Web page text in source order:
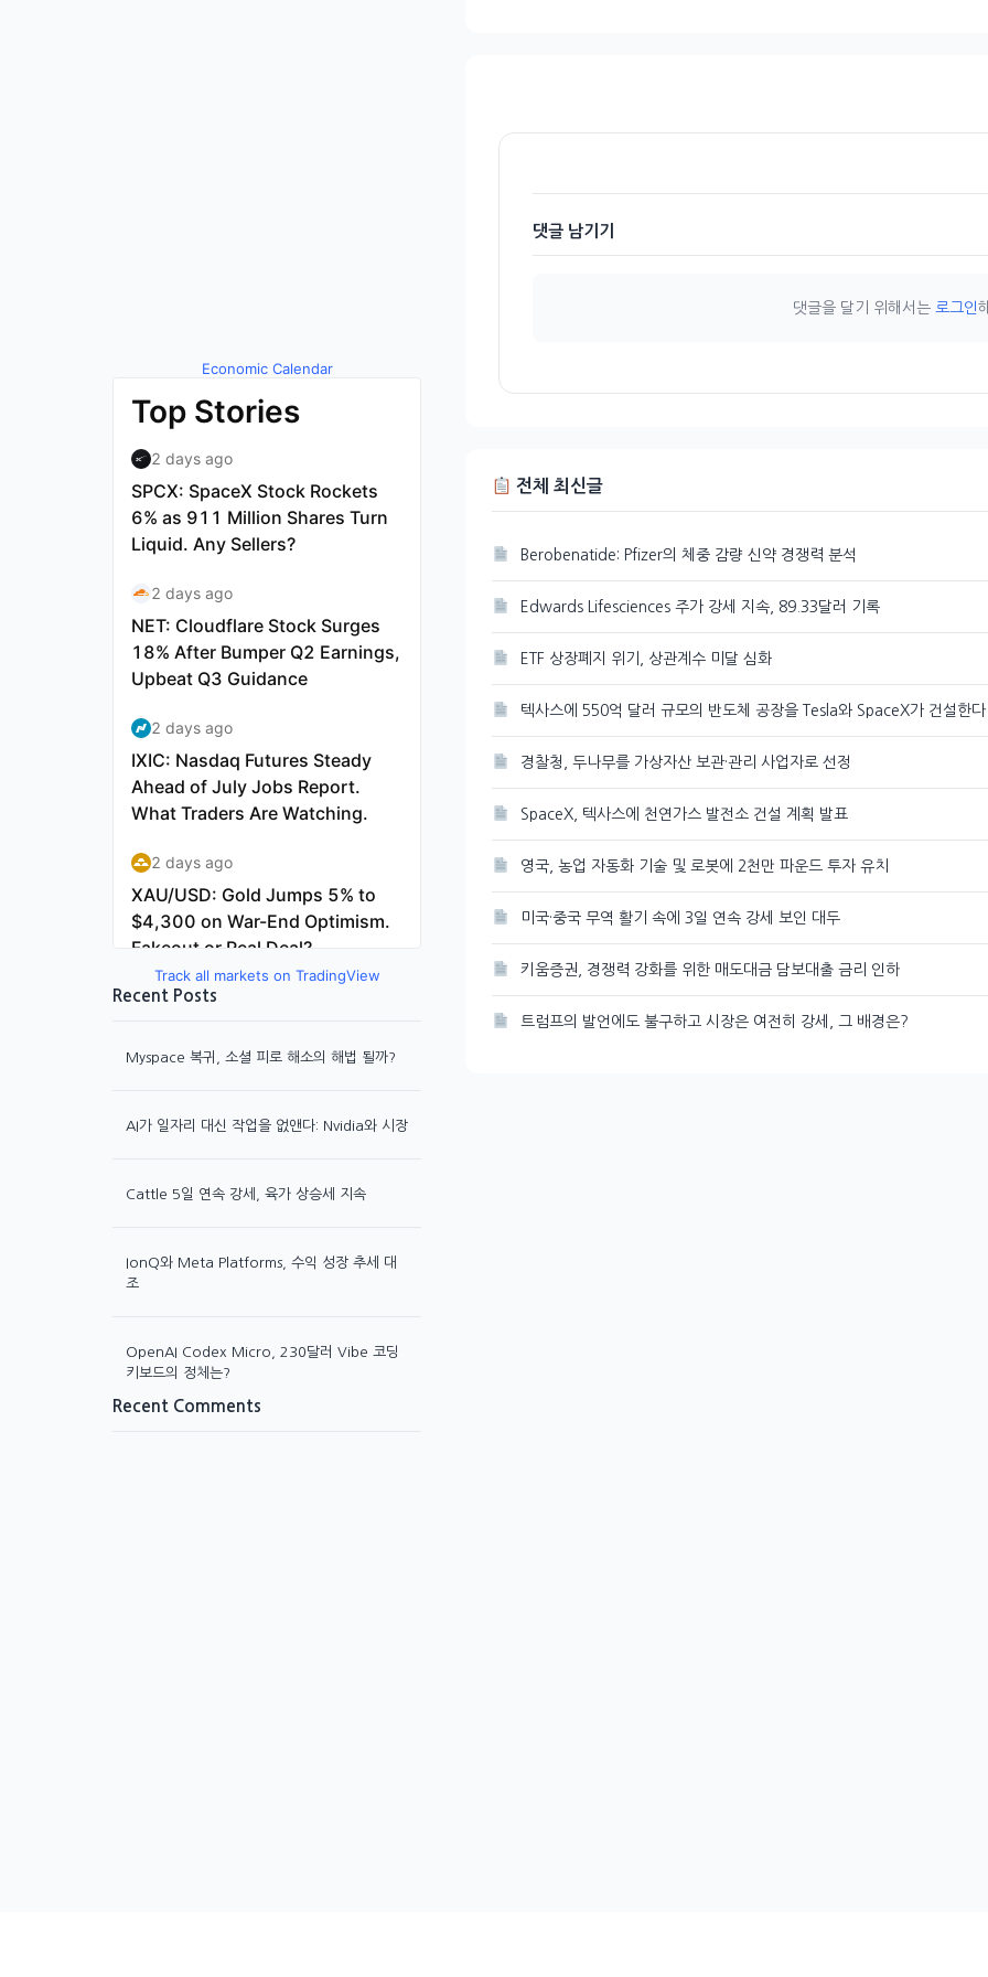
Economic Calendar
by TradingView
Track all markets on TradingView
Recent Posts
Myspace 복귀, 소셜 피로 해소의 해법 될까?
AI가 일자리 대신 작업을 없앤다: Nvidia와 시장
Cattle 5일 연속 강세, 육가 상승세 지속
IonQ와 Meta Platforms, 수익 성장 추세 대
조
OpenAI Codex Micro, 230달러 Vibe 코딩
키보드의 정체는?
Recent Comments
댓글 남기기
댓글을 달기 위해서는 로그인
전체 최신글
Berobenatide: Pfizer의 체중 감량 신약 경쟁력 분석
Edwards Lifesciences 주가 강세 지속, 89.33달러 기록
ETF 상장폐지 위기, 상관계수 미달 심화
텍사스에 550억 달러 규모의 반도체 공장을 Tesla와 SpaceX가 건설한다
경찰청, 두나무를 가상자산 보관·관리 사업자로 선정
SpaceX, 텍사스에 천연가스 발전소 건설 계획 발표
영국, 농업 자동화 기술 및 로봇에 2천만 파운드 투자 유치
미국·중국 무역 활기 속에 3일 연속 강세 보인 대두
키움증권, 경쟁력 강화를 위한 매도대금 담보대출 금리 인하
트럼프의 발언에도 불구하고 시장은 여전히 강세, 그 배경은?